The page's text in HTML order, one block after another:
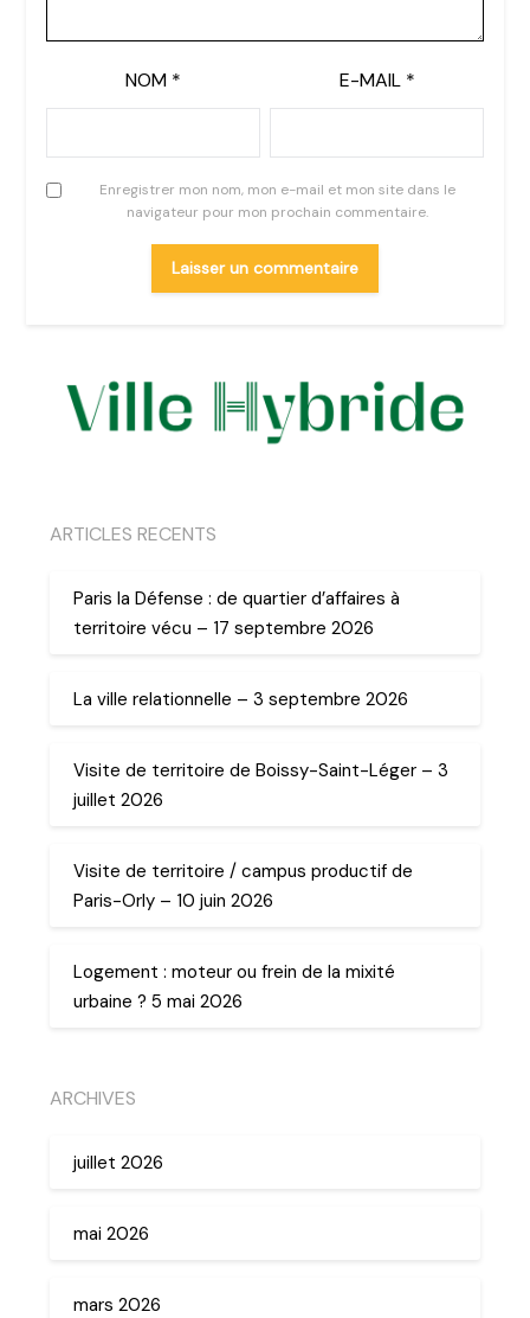
NOM * E-MAIL *
Enregistrer mon nom, mon e-mail et mon site dans le
navigateur pour mon prochain commentaire.
ARTICLES RECENTS
Paris la Défense : de quartier d’affaires à
territoire vécu – 17 septembre 2026
La ville relationnelle – 3 septembre 2026
Visite de territoire de Boissy-Saint-Léger – 3
juillet 2026
Visite de territoire / campus productif de
Paris-Orly – 10 juin 2026
Logement : moteur ou frein de la mixité
urbaine ? 5 mai 2026
ARCHIVES
juillet 2026
mai 2026
mars 2026